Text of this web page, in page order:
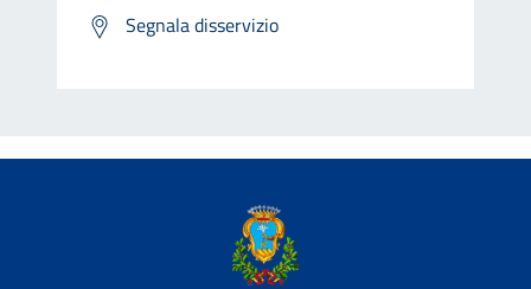
Segnala disservizio